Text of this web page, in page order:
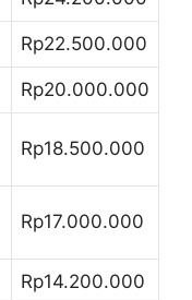
Rp22.500.000
Rp20.000.000
Rp18.500.000
Rp17.000.000
Rp14.200.000